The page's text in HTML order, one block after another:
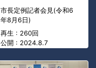
市長定例記者会見(令和6
年8月6日)
再生 : 260回
公開 : 2024.8.7